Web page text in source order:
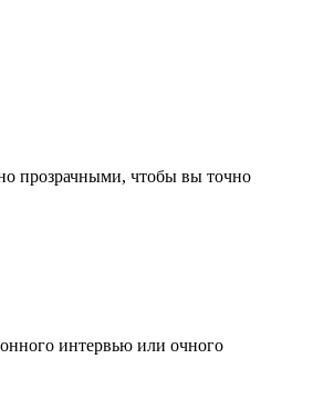
прозрачными, чтобы вы точно
интервью или очного